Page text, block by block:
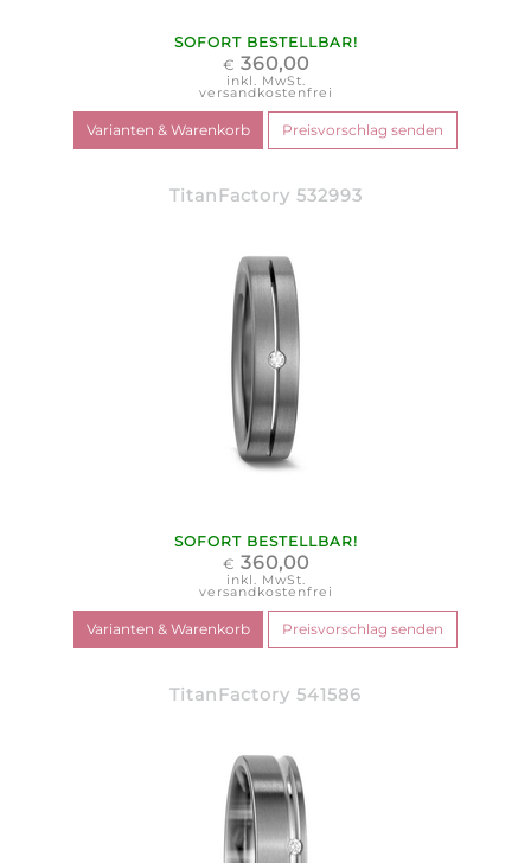
SOFORT BESTELLBAR!
€ 360,00
inkl. MwSt.
versandkostenfrei
TitanFactory 532993
SOFORT BESTELLBAR!
€ 360,00
inkl. MwSt.
versandkostenfrei
TitanFactory 541586